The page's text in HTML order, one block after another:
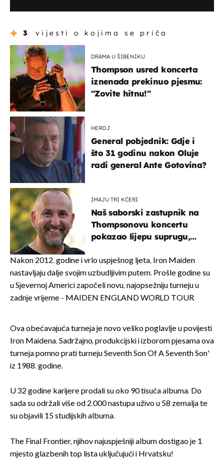
3 vijesti o kojima se priča
DRAMA U ŠIBENIKU
Thompson usred koncerta
iznenada prekinuo pjesmu:
"Zovite hitnu!"
HEROJ
General pobjednik: Gdje i
što 31 godinu nakon Oluje
radi general Ante Gotovina?
IMAJU TRI KĆERI
Naš saborski zastupnik na
Thompsonovu koncertu
pokazao lijepu suprugu,
javnost
Nakon 2012. godine i vrlo uspješnog ljeta, Iron Maiden
nastavljaju dalje svojim uzbudljivim putem. Prošle godine su
u Sjevernoj Americi započeli novu, najopsežniju turneju u
zadnje vrijeme - MAIDEN ENGLAND WORLD TOUR.
Ova obećavajuća turneja je novo veliko poglavlje u povijesti
Iron Maidena. Sadržajno, produkcijski i izborom pjesama ova
turneja pomno prati turneju Seventh Son Of A Seventh Son'
iz 1988. godine.
U 32 godine karijere prodali su oko 90 tisuća albuma. Do
sada su održali više od 2.000 nastupa uživo u 58 zemalja te
su objavili 15 studijskih albuma.
The Final Frontier, njihov najuspješniji album dostigao je 1.
mjesto glazbenih top lista uključujući i Hrvatsku!